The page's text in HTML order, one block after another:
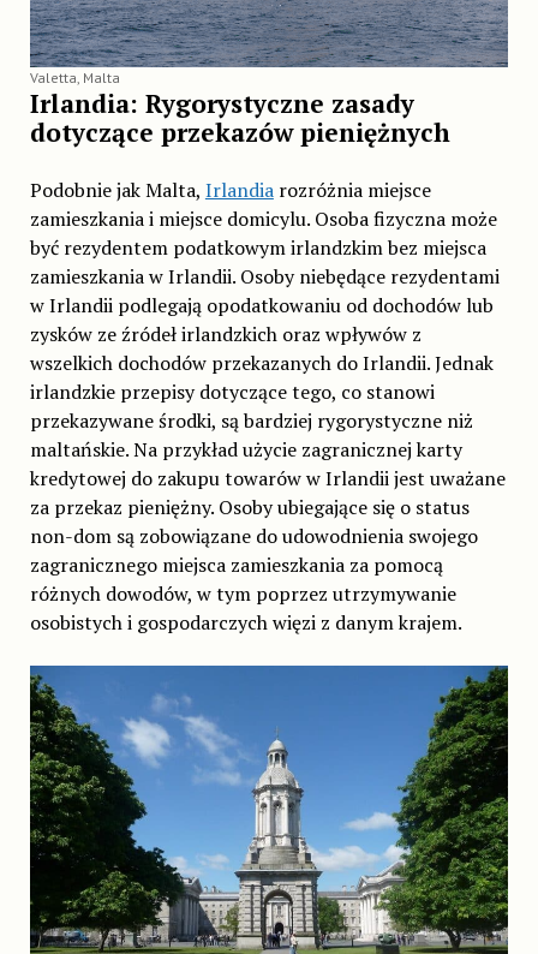
Valetta, Malta
Irlandia: Rygorystyczne zasady
dotyczące przekazów pieniężnych
Podobnie jak Malta, Irlandiarozróżnia miejsce
zamieszkania i miejsce domicylu. Osoba fizyczna może
być rezydentem podatkowym irlandzkim bez miejsca
zamieszkania w Irlandii. Osoby niebędące rezydentami
w Irlandii podlegają opodatkowaniu od dochodów lub
zysków ze źródeł irlandzkich oraz wpływów z
wszelkich dochodów przekazanych do Irlandii. Jednak
irlandzkie przepisy dotyczące tego, co stanowi
przekazywane środki, są bardziej rygorystyczne niż
maltańskie. Na przykład użycie zagranicznej karty
kredytowej do zakupu towarów w Irlandii jest uważane
za przekaz pieniężny. Osoby ubiegające się o status
non-dom są zobowiązane do udowodnienia swojego
zagranicznego miejsca zamieszkania za pomocą
różnych dowodów, w tym poprzez utrzymywanie
osobistych i gospodarczych więzi z danym krajem.